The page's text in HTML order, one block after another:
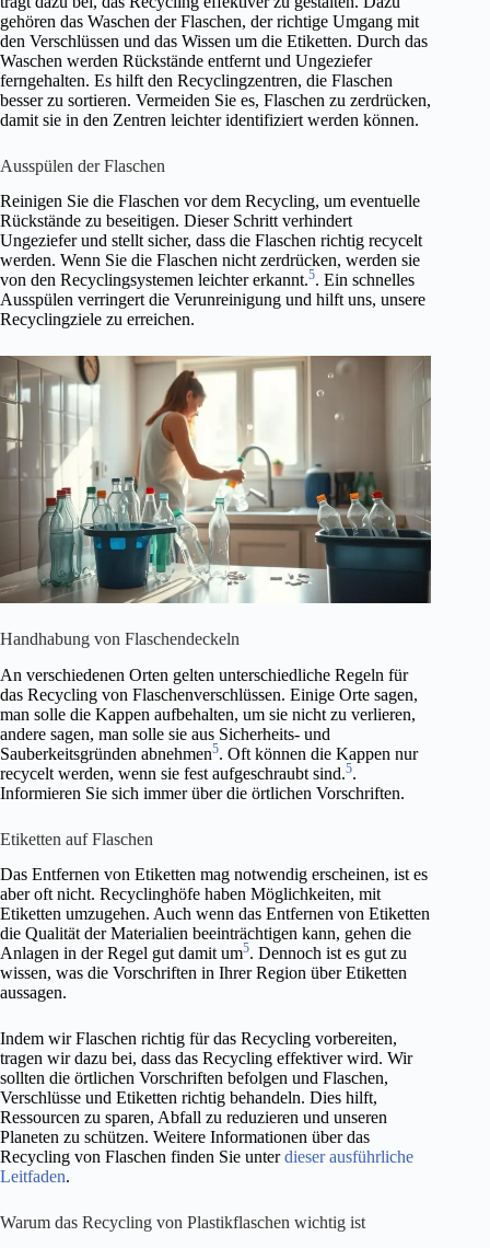
gehören das Waschen der Flaschen, der richtige Umgang mit
den Verschlüssen und das Wissen um die Etiketten. Durch das
Waschen werden Rückstände entfernt und Ungeziefer
ferngehalten. Es hilft den Recyclingzentren, die Flaschen
besser zu sortieren. Vermeiden Sie es, Flaschen zu zerdrücken,
damit sie in den Zentren leichter identifiziert werden können.
Ausspülen der Flaschen
Reinigen Sie die Flaschen vor dem Recycling, um eventuelle
Rückstände zu beseitigen. Dieser Schritt verhindert
Ungeziefer und stellt sicher, dass die Flaschen richtig recycelt
werden. Wenn Sie die Flaschen nicht zerdrücken, werden sie
von den Recyclingsystemen leichter erkannt.5. Ein schnelles
Ausspülen verringert die Verunreinigung und hilft uns, unsere
Recyclingziele zu erreichen.
Handhabung von Flaschendeckeln
An verschiedenen Orten gelten unterschiedliche Regeln für
das Recycling von Flaschenverschlüssen. Einige Orte sagen,
man solle die Kappen aufbehalten, um sie nicht zu verlieren,
andere sagen, man solle sie aus Sicherheits- und
Sauberkeitsgründen abnehmen5. Oft können die Kappen nur
recycelt werden, wenn sie fest aufgeschraubt sind.5.
Informieren Sie sich immer über die örtlichen Vorschriften.
Etiketten auf Flaschen
Das Entfernen von Etiketten mag notwendig erscheinen, ist es
aber oft nicht. Recyclinghöfe haben Möglichkeiten, mit
Etiketten umzugehen. Auch wenn das Entfernen von Etiketten
die Qualität der Materialien beeinträchtigen kann, gehen die
Anlagen in der Regel gut damit um5. Dennoch ist es gut zu
wissen, was die Vorschriften in Ihrer Region über Etiketten
aussagen.
Indem wir Flaschen richtig für das Recycling vorbereiten,
tragen wir dazu bei, dass das Recycling effektiver wird. Wir
sollten die örtlichen Vorschriften befolgen und Flaschen,
Verschlüsse und Etiketten richtig behandeln. Dies hilft,
Ressourcen zu sparen, Abfall zu reduzieren und unseren
Planeten zu schützen. Weitere Informationen über das
Recycling von Flaschen finden Sie unterdieser ausführliche
Leitfaden.
Warum das Recycling von Plastikflaschen wichtig ist